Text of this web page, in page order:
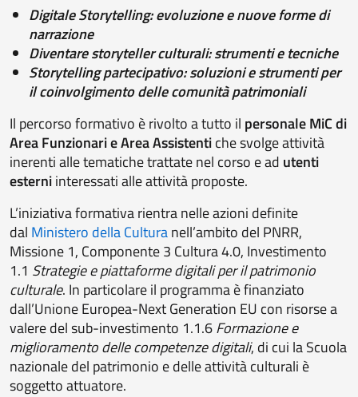
Digitale Storytelling: evoluzione e nuove forme di
narrazione
Diventare storyteller culturali: strumenti e tecniche
Storytelling partecipativo: soluzioni e strumenti per
il coinvolgimento delle comunità patrimoniali
Il percorso formativo è rivolto a tutto il personale MiC di
Area Funzionari e Area Assistentiche svolge attività
inerenti alle tematiche trattate nel corso e ad utenti
esterniinteressati alle attività proposte.
L’iniziativa formativa rientra nelle azioni definite
dal Ministero della Culturanell’ambito del PNRR,
Missione 1, Componente 3 Cultura 4.0, Investimento
1.1 Strategie e piattaforme digitali per il patrimonio
culturale. In particolare il programma è finanziato
dall’Unione Europea-Next Generation EU con risorse a
valere del sub-investimento 1.1.6Formazione e
miglioramento delle competenze digitali, di cui la Scuola
nazionale del patrimonio e delle attività culturali è
soggetto attuatore.